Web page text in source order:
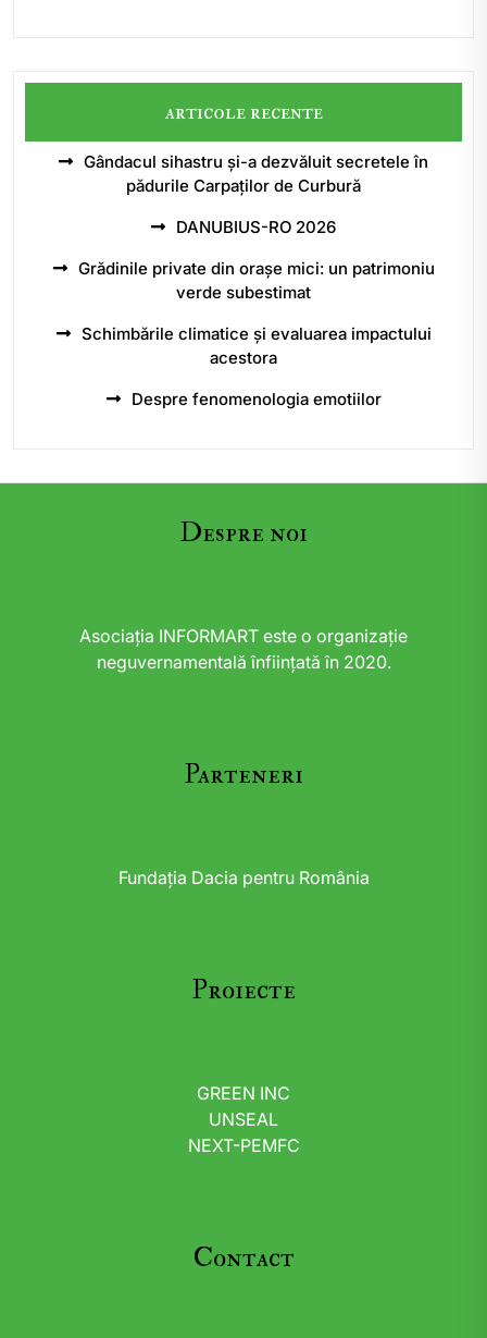
articole recente
Gândacul sihastru și-a dezvăluit secretele în
pădurile Carpaților de Curbură
DANUBIUS-RO 2026
Grădinile private din orașe mici: un patrimoniu
verde subestimat
Schimbările climatice și evaluarea impactului
acestora
Despre fenomenologia emotiilor
Despre noi
Asociația INFORMART este o organizație
neguvernamentală înființată în 2020.
Parteneri
Fundația Dacia pentru România
Proiecte
GREEN INC
UNSEAL
NEXT-PEMFC
Contact